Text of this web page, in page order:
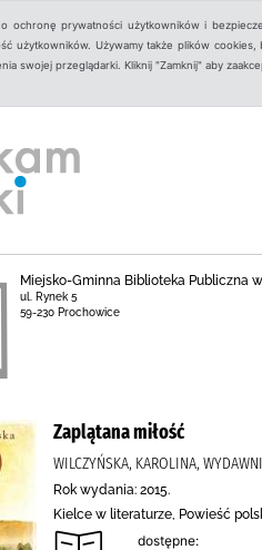
ochronę prywatności użytkowników i
użytkowników. Używamy także plików
swojej przeglądarki. Kliknij "Zamknij" aby
Miejsko-Gminna Biblioteka Publiczna
ul. Rynek 5
59-230 Prochowice
Zaplątana miłość
WILCZYŃSKA, KAROLINA,
Rok wydania: 2015.
Kielce w literaturze, Powieść
dostępne: